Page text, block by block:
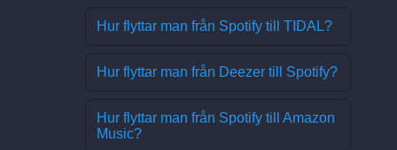
Hur flyttar man från Spotify till TIDAL?
Hur flyttar man från Deezer till Spotify?
Hur flyttar man från Spotify till Amazon
Music?